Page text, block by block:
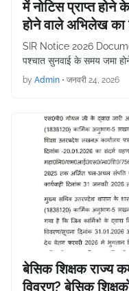
में नोटिस प्राप्त
होने वाले अभिलेख का
SIR Notice 2026
पश्चात सुनवाई के समय जमा
by Admin • जनवरी 24, 2026
बेसिक शिक्षक राज्य
विवरण? बेसिक